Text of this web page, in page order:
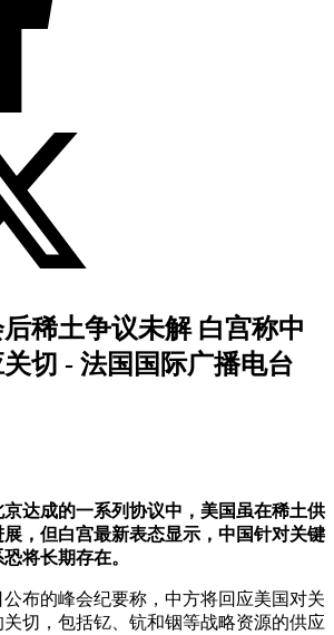
稀土争议未解 白宫称中
切 - 法国国际广播电台
达成的一系列协议中，美国虽在稀土供
，但白宫最新表态显示，中国针对关键
将长期存在。
布的峰会纪要称，中方将回应美国对关
切，包括钇、钪和铟等战略资源的供应